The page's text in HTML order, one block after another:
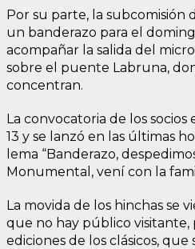
Por su parte, la subcomisión
un banderazo para el
acompañar la salida del
sobre el puente Labruna,
concentran.
La convocatoria de los socios
13 y se lanzó en las últimas
lema “Banderazo,
Monumental, vení con la
La movida de los hinchas se
que no hay público visitante,
ediciones de los clásicos,